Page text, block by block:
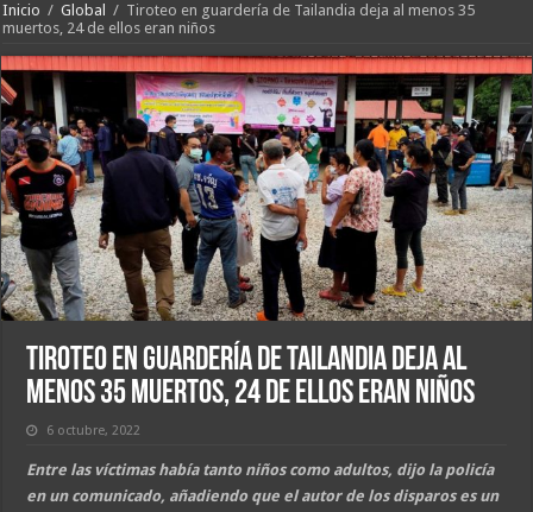
Inicio / Global / Tiroteo en guardería de Tailandia deja al menos 35
muertos, 24 de ellos eran niños
Tiroteo en guardería de Tailandia deja al
menos 35 muertos, 24 de ellos eran niños
6 octubre, 2022
Entre las víctimas había tanto niños como adultos, dijo la policía
en un comunicado, añadiendo que el autor de los disparos es un